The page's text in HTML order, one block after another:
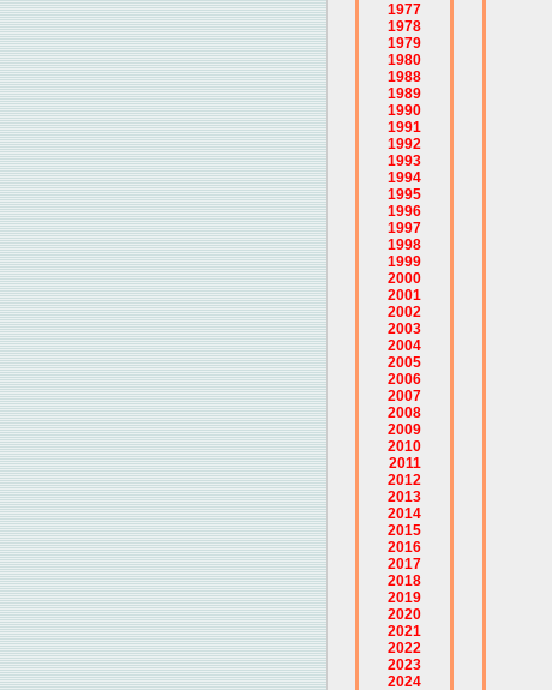
1977
1978
1979
1980
1988
1989
1990
1991
1992
1993
1994
1995
1996
1997
1998
1999
2000
2001
2002
2003
2004
2005
2006
2007
2008
2009
2010
2011
2012
2013
2014
2015
2016
2017
2018
2019
2020
2021
2022
2023
2024